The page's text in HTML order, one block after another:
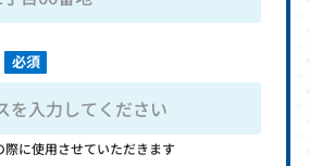
必須
際に使用させていただきます